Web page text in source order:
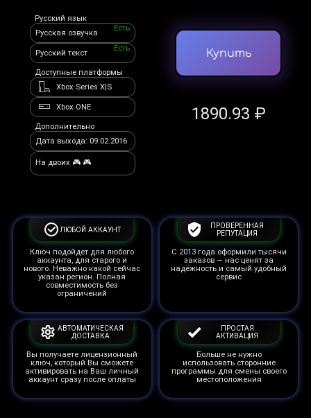
Русский язык
Русская озвучка
Есть
Русский текст
Есть
Доступные платформы
Xbox Series X|S
Xbox ONE
Дополнительно
Дата выхода: 09.02.2016
На двоих 🎮 🎮
Купить
1890.93 ₽
ЛЮБОЙ АККАУНТ
Ключ подойдет для любого
аккаунта, для старого и
нового. Неважно какой сейчас
указан регион. Полная
совместимость без
ограничений
ПРОВЕРЕННАЯ
РЕПУТАЦИЯ
С 2013 года оформили тысячи
заказов — нас ценят за
надёжность и самый удобный
сервис
АВТОМАТИЧЕСКАЯ
ДОСТАВКА
Вы получаете лицензионный
ключ, который Вы сможете
активировать на Ваш личный
аккаунт сразу после оплаты
ПРОСТАЯ
АКТИВАЦИЯ
Больше не нужно
использовать сторонние
программы для смены своего
местоположения